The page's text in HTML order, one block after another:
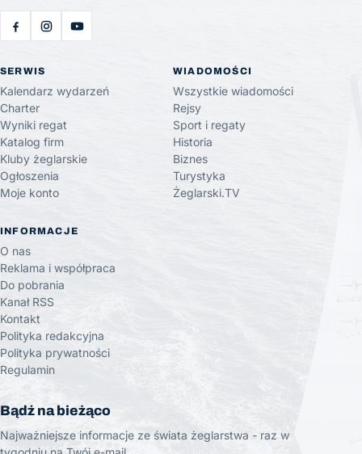
SERWIS
Kalendarz wydarzeń
Charter
Wyniki regat
Katalog firm
Kluby żeglarskie
Ogłoszenia
Moje konto
WIADOMOŚCI
Wszystkie wiadomości
Rejsy
Sport i regaty
Historia
Biznes
Turystyka
Żeglarski.TV
INFORMACJE
O nas
Reklama i współpraca
Do pobrania
Kanał RSS
Kontakt
Polityka redakcyjna
Polityka prywatności
Regulamin
Bądź na bieżąco
Najważniejsze informacje ze świata żeglarstwa - raz w